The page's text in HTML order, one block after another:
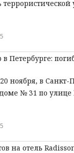
Петербурге:
ноября, в Санкт-
№ 31 по
на отель